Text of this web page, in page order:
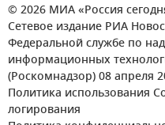
© 2026 МИА «Россия
Сетевое издание РИА
Федеральной службе по
информационных
(Роскомнадзор) 08 апреля
Политика использования
логирования